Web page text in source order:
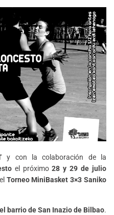
y con la colaboración de la
el próximo28 y 29 de julio
Torneo MiniBasket 3×3 Saniko
barrio de San Inazio de Bilbao.